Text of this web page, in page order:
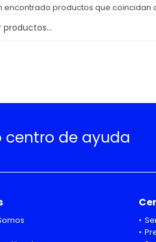
encontrado productos que coincidan
centro de ayuda